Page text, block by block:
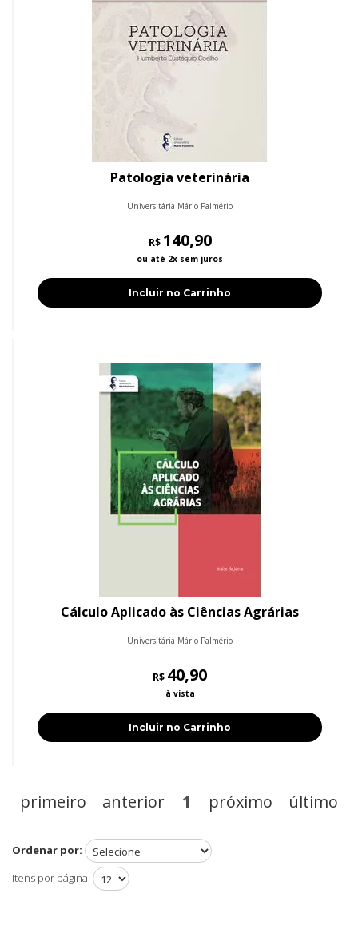
Patologia veterinária
Universitária Mário Palmério
R$ 140,90
ou até 2x sem juros
Incluir no Carrinho
Cálculo Aplicado às Ciências Agrárias
Universitária Mário Palmério
R$ 40,90
à vista
Incluir no Carrinho
primeiro anterior 1 próximo último
Ordenar por:
Itens por página: